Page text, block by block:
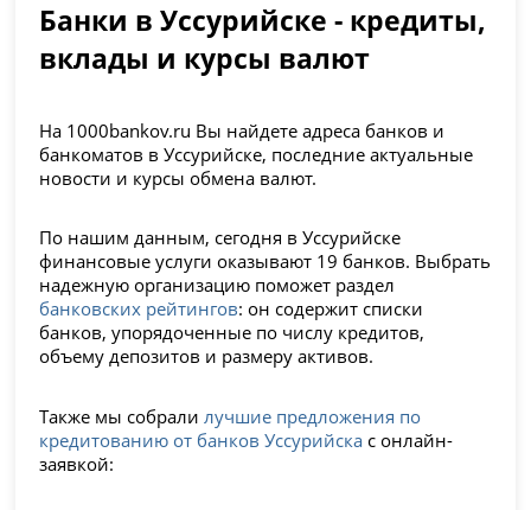
Банки в Уссурийске - кредиты,
вклады и курсы валют
На 1000bankov.ru Вы найдете адреса банков и
банкоматов в Уссурийске, последние актуальные
новости и курсы обмена валют.
По нашим данным, сегодня в Уссурийске
финансовые услуги оказывают 19 банков. Выбрать
надежную организацию поможет раздел
банковских рейтингов: он содержит списки
банков, упорядоченные по числу кредитов,
объему депозитов и размеру активов.
Также мы собрали лучшие предложения по
кредитованию от банков Уссурийска с онлайн-
заявкой: